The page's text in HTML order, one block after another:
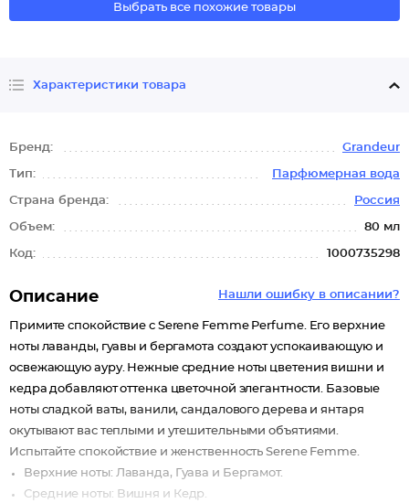
Выбрать все похожие товары
Характеристики товара
Бренд: Grandeur
Тип: Парфюмерная вода
Страна бренда: Россия
Объем: 80 мл
Код: 1000735298
Нашли ошибку в описании?
Описание
Примите спокойствие с Serene Femme Perfume. Его верхние
ноты лаванды, гуавы и бергамота создают успокаивающую и
освежающую ауру. Нежные средние ноты цветения вишни и
кедра добавляют оттенка цветочной элегантности. Базовые
ноты сладкой ваты, ванили, сандалового дерева и янтаря
окутывают вас теплыми и утешительными объятиями.
Испытайте спокойствие и женственность Serene Femme.
Верхние ноты: Лаванда, Гуава и Бергамот.
Средние ноты: Вишня и Кедр.